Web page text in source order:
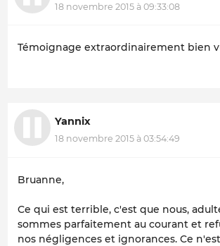
18 novembre 2015 à 09:33:08
Témoignage extraordinairement bien
Yannix
18 novembre 2015 à 03:54:49
Bruanne,
Ce qui est terrible, c'est que nous,
sommes parfaitement au courant et
nos négligences et ignorances. Ce